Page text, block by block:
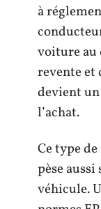
à
voiture au
revente et
devient
l’achat.
Ce type
pèse
véhicule.